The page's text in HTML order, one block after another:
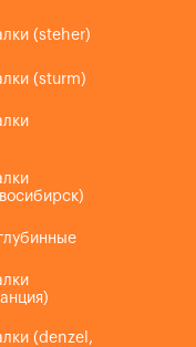
(steher)
(sturm)
(denzel,